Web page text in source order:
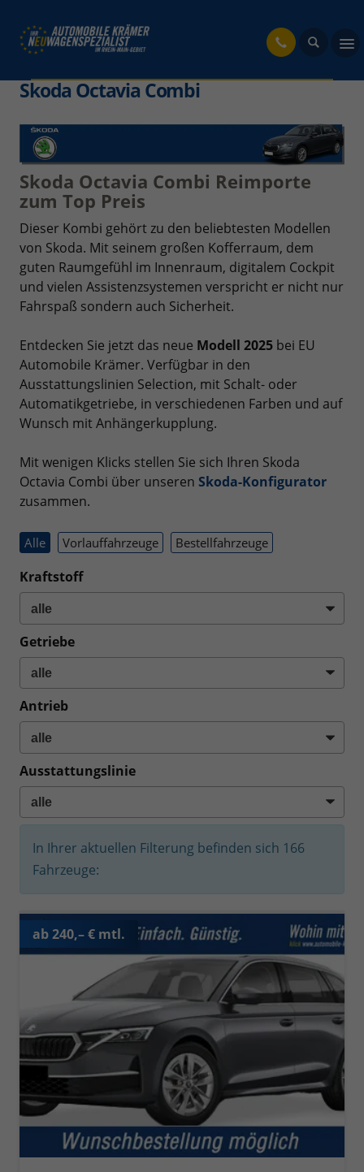
Skoda Octavia Combi
Skoda Octavia Combi Reimporte
zum Top Preis
Dieser Kombi gehört zu den beliebtesten Modellen
von Skoda. Mit seinem großen Kofferraum, dem
guten Raumgefühl im Innenraum, digitalem Cockpit
und vielen Assistenzsystemen verspricht er nicht nur
Fahrspaß sondern auch Sicherheit.
Entdecken Sie jetzt das neue Modell 2025 bei EU
Automobile Krämer. Verfügbar in den
Ausstattungslinien Selection, mit Schalt- oder
Automatikgetriebe, in verschiedenen Farben und auf
Wunsch mit Anhängerkupplung.
Mit wenigen Klicks stellen Sie sich Ihren Skoda
Octavia Combi über unseren Skoda-Konfigurator
zusammen.
Alle Vorlauffahrzeuge Bestellfahrzeuge
Kraftstoff
Getriebe
Antrieb
Ausstattungslinie
In Ihrer aktuellen Filterung befinden sich 166
Fahrzeuge:
ab 240,– € mtl.